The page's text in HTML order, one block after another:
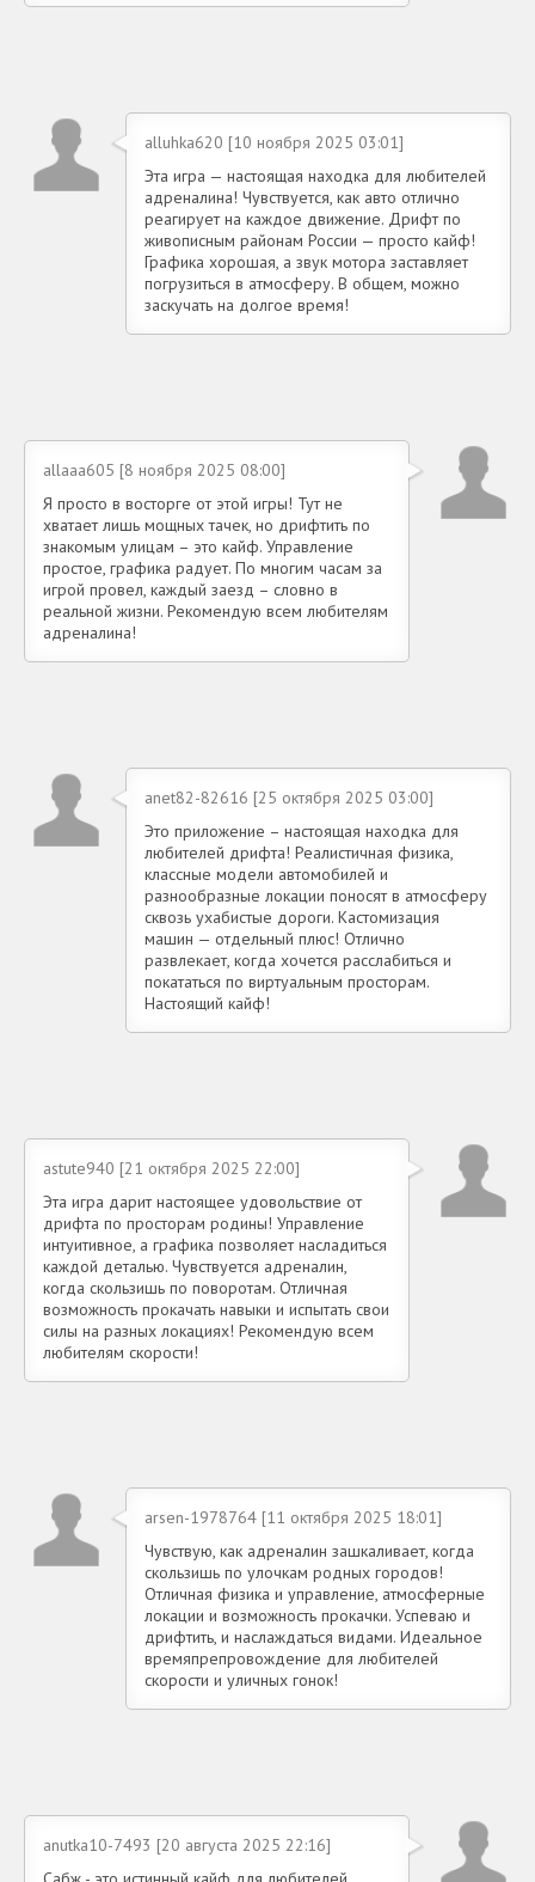
alluhka620 [10 ноября 2025 03:01]
Эта игра — настоящая находка для любителей
адреналина! Чувствуется, как авто отлично
реагирует на каждое движение. Дрифт по
живописным районам России — просто кайф!
Графика хорошая, а звук мотора заставляет
погрузиться в атмосферу. В общем, можно
заскучать на долгое время!
allaaa605 [8 ноября 2025 08:00]
Я просто в восторге от этой игры! Тут не
хватает лишь мощных тачек, но дрифтить по
знакомым улицам – это кайф. Управление
простое, графика радует. По многим часам за
игрой провел, каждый заезд – словно в
реальной жизни. Рекомендую всем любителям
адреналина!
anet82-82616 [25 октября 2025 03:00]
Это приложение – настоящая находка для
любителей дрифта! Реалистичная физика,
классные модели автомобилей и
разнообразные локации поносят в атмосферу
сквозь ухабистые дороги. Кастомизация
машин — отдельный плюс! Отлично
развлекает, когда хочется расслабиться и
покататься по виртуальным просторам.
Настоящий кайф!
astute940 [21 октября 2025 22:00]
Эта игра дарит настоящее удовольствие от
дрифта по просторам родины! Управление
интуитивное, а графика позволяет насладиться
каждой деталью. Чувствуется адреналин,
когда скользишь по поворотам. Отличная
возможность прокачать навыки и испытать свои
силы на разных локациях! Рекомендую всем
любителям скорости!
arsen-1978764 [11 октября 2025 18:01]
Чувствую, как адреналин зашкаливает, когда
скользишь по улочкам родных городов!
Отличная физика и управление, атмосферные
локации и возможность прокачки. Успеваю и
дрифтить, и наслаждаться видами. Идеальное
времяпрепровождение для любителей
скорости и уличных гонок!
anutka10-7493 [20 августа 2025 22:16]